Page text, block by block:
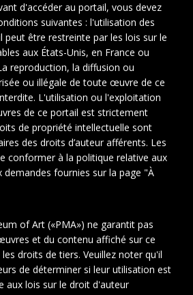
DUCHV 45
d'accéder au portail, vous devez
suivantes : l'utilisation des
être restreinte par les lois sur le
aux États-Unis, en France ou
reproduction, la diffusion ou
ou illégale de toute œuvre de ce
L'utilisation ou l'exploitation
de ce portail est strictement
de propriété intellectuelle sont
des droits d’auteur afférents. Les
conformer à la politique relative aux
fournies sur la page "À
of Art («PMA») ne garantit pas
et du contenu affiché sur ce
droits de tiers. Veuillez noter qu'il
de déterminer si leur utilisation est
aux lois sur le droit d'auteur